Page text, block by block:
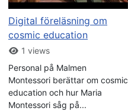
Digital föreläsning om
cosmic education
1 views
Personal på Malmen
Montessori berättar om cosmic
education och hur Maria
Montessori såg på...